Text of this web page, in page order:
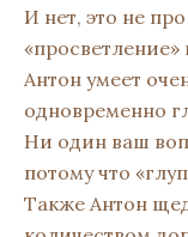
И нет, это не
Антон умеет
одновременно
Ни один ваш
потому что
Также Антон